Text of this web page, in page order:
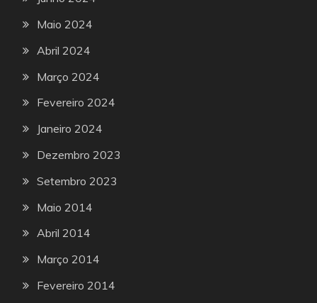
Maio 2024
Abril 2024
Março 2024
Fevereiro 2024
Janeiro 2024
Dezembro 2023
Setembro 2023
Maio 2014
Abril 2014
Março 2014
Fevereiro 2014